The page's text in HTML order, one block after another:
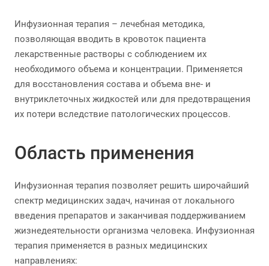
Инфузионная терапия – лечебная методика,
позволяющая вводить в кровоток пациента
лекарственные растворы с соблюдением их
необходимого объема и концентрации. Применяется
для восстановления состава и объема вне- и
внутриклеточных жидкостей или для предотвращения
их потери вследствие патологических процессов.
Область применения
Инфузионная терапия позволяет решить широчайший
спектр медицинских задач, начиная от локального
введения препаратов и заканчивая поддерживанием
жизнедеятельности организма человека. Инфузионная
терапия применяется в разных медицинских
направлениях: